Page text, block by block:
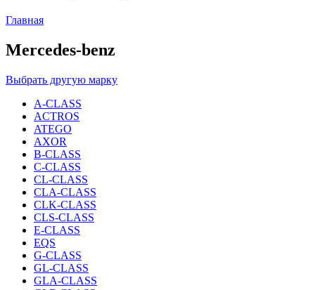
Главная
Mercedes-benz
Выбрать другую марку
A-CLASS
ACTROS
ATEGO
AXOR
B-CLASS
C-CLASS
CL-CLASS
CLA-CLASS
CLK-CLASS
CLS-CLASS
E-CLASS
EQS
G-CLASS
GL-CLASS
GLA-CLASS